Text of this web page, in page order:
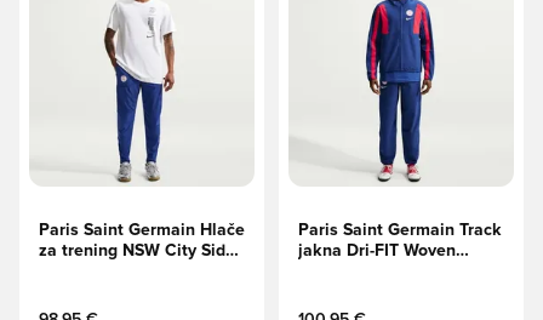
Paris Saint Germain Hlače
za trening NSW City Side -
Paris Saint Germain Track
jakna Dri-FIT Woven
modra/Globalna